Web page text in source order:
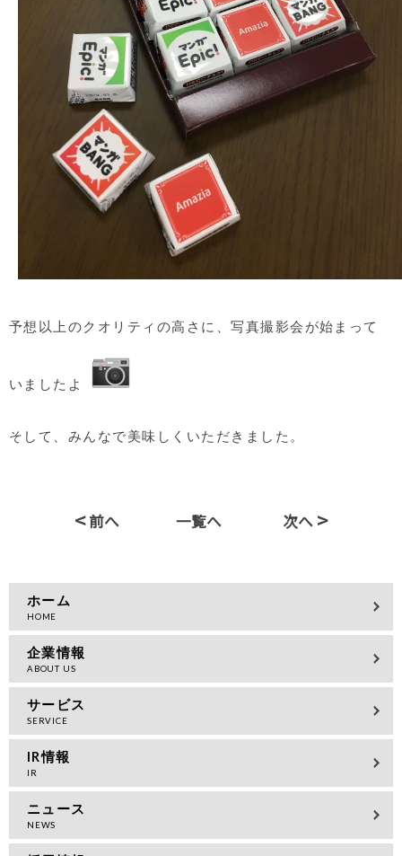
予想以上のクオリティの高さに、写真撮影会が始まって
いましたよ
そして、みんなで美味しくいただきました。
<前へ 一覧へ 次へ >
ホーム
企業情報
サービス
IR情報
ニュース